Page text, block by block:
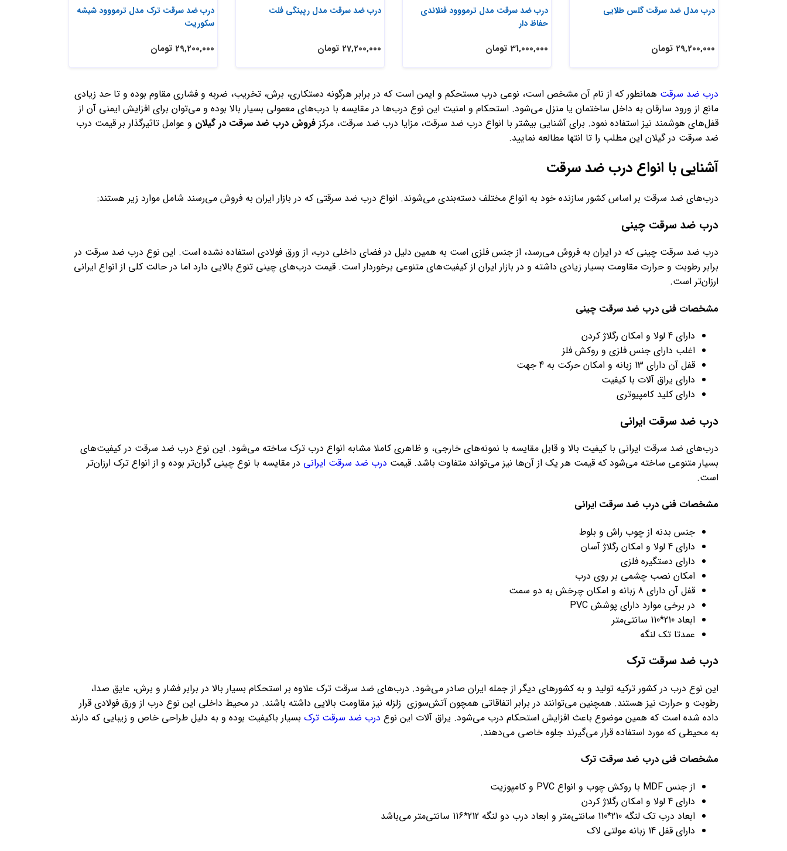
درب مدل ضد سرقت گلس طلایی
29,200,000 تومان
درب ضد سرقت مدل ترمووود فنلاندی
حفاظ دار
31,000,000 تومان
درب ضد سرقت مدل رپینگی فلت
27,200,000 تومان
درب ضد سرقت ترک مدل ترمووود شیشه
سکوریت
29,200,000 تومان
درب ضد سرقت همانطور که از نام آن مشخص است، نوعی درب مستحکم و ایمن است که در برابر هرگونه دستکاری، برش، تخریب، ضربه و فشاری مقاوم بوده و تا حد زیادی
مانع از ورود سارقان به داخل ساختمان یا منزل می‌شود. استحکام و امنیت این نوع درب‌ها در مقایسه با درب‌های معمولی بسیار بالا بوده و می‌توان برای افزایش ایمنی آن از
قفل‌های هوشمند نیز استفاده نمود. برای آشنایی بیشتر با انواع درب ضد سرقت، مزایا درب ضد سرقت، مرکز فروش درب ضد سرقت در گیلان و عوامل تاثیرگذار بر قیمت درب
ضد سرقت در گیلان این مطلب را تا انتها مطالعه نمایید.
آشنایی با انواع درب ضد سرقت
درب‌های ضد سرقت بر اساس کشور سازنده خود به انواع مختلف دسته‌بندی می‌شوند. انواع درب ضد سرقتی که در بازار ایران به فروش می‌رسند شامل موارد زیر هستند:
درب ضد سرقت چینی
درب ضد سرقت چینی که در ایران به فروش می‌رسد، از جنس فلزی است به همین دلیل در فضای داخلی درب، از ورق فولادی استفاده نشده است. این نوع درب ضد سرقت در
برابر رطوبت و حرارت مقاومت بسیار زیادی داشته و در بازار ایران از کیفیت‌های متنوعی برخوردار است. قیمت درب‌های چینی تنوع بالایی دارد اما در حالت کلی از انواع ایرانی
ارزان‌تر است.
مشخصات فنی درب ضد سرقت چینی
دارای 4 لولا و امکان رگلاژ کردن
اغلب دارای جنس فلزی و روکش فلز
قفل آن دارای 13 زبانه و امکان حرکت به 4 جهت
دارای یراق آلات با کیفیت
دارای کلید کامپیوتری
درب ضد سرقت ایرانی
درب‌های ضد سرقت ایرانی با کیفیت بالا و قابل مقایسه با نمونه‌های خارجی، و ظاهری کاملا مشابه انواع درب ترک ساخته می‌شود. این نوع درب ضد سرقت در کیفیت‌های
بسیار متنوعی ساخته می‌شود که قیمت هر یک از آن‌ها نیز می‌تواند متفاوت باشد. قیمت درب ضد سرقت ایرانی در مقایسه با نوع چینی گران‌تر بوده و از انواع ترک ارزان‌تر
است.
مشخصات فنی درب ضد سرقت ایرانی
جنس بدنه از چوب راش و بلوط
دارای 4 لولا و امکان رگلاژ آسان
دارای دستگیره فلزی
امکان نصب چشمی بر روی درب
قفل آن دارای 8 زبانه و امکان چرخش به دو سمت
در برخی موارد دارای پوشش PVC
ابعاد 210*110 سانتی‌متر
عمدتا تک لنگه
درب ضد سرقت ترک
این نوع درب در کشور ترکیه تولید و به کشورهای دیگر از جمله ایران صادر می‌شود. درب‌های ضد سرقت ترک علاوه بر استحکام بسیار بالا در برابر فشار و برش، عایق صدا،
رطوبت و حرارت نیز هستند. همچنین می‌توانند در برابر اتفاقاتی همچون آتش‌سوزی زلزله نیز مقاومت بالایی داشته باشند. در محیط داخلی این نوع درب از ورق فولادی قرار
داده شده است که همین موضوع باعث افزایش استحکام درب می‌شود. یراق آلات این نوع درب ضد سرقت ترک بسیار باکیفیت بوده و به دلیل طراحی خاص و زیبایی که دارند
به محیطی که مورد استفاده قرار می‌گیرند جلوه خاصی می‌دهند.
مشخصات فنی درب ضد سرقت ترک
از جنس MDF با روکش چوب و انواع PVC و کامپوزیت
دارای 4 لولا و امکان رگلاژ کردن
ابعاد درب تک لنگه 210*110 سانتی‌متر و ابعاد درب دو لنگه 212*116 سانتی‌متر می‌باشد
دارای قفل 14 زبانه مولتی لاک